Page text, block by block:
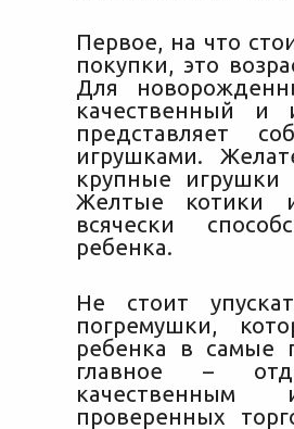
Первое, на что
покупки, это
Для
качественный и
представляет
игрушками.
крупные игрушки
Желтые котики
всячески
ребенка.
Не стоит
погремушки,
ребенка в самые
главное –
проверенных